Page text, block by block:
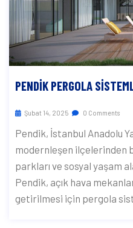
PENDIK PERGOLA
Şubat 14, 2025 0 Comments
Pendik, İstanbul Anadolu
modernleşen ilçelerinden
parkları ve sosyal yaşam
Pendik, açık hava
getirilmesi için pergola